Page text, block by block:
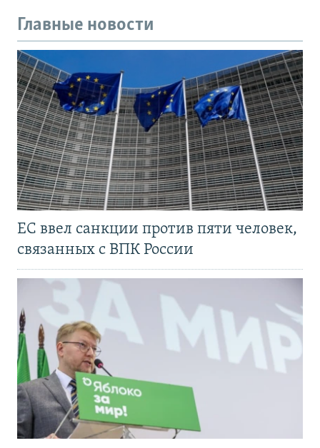
Главные новости
ЕС ввел санкции против пяти человек,
связанных с ВПК России